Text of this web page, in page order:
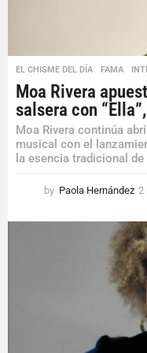
EL CHISME DEL DÍA ,FAMA
Moa Rivera
salsera con
Moa Rivera continúa
musical con el
la esencia tradicional
by Paola Hernández 2